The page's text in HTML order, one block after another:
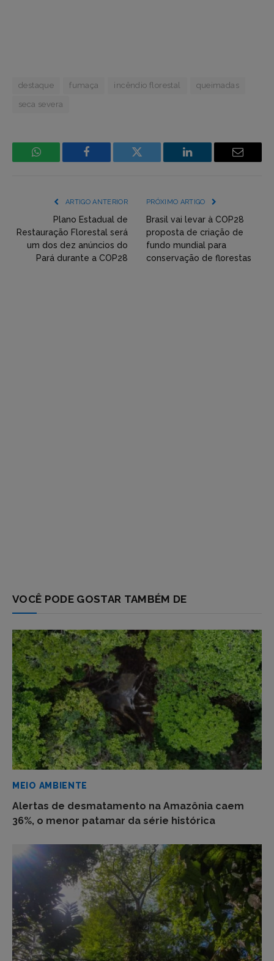
destaque fumaça incêndio florestal queimadas
seca severa
WhatsApp Facebook
Incorpore
(YouTube,
Twitter,
Flickr
etc)
LinkedIn Email
ARTIGO ANTERIOR
Plano Estadual de
Restauração Florestal será
um dos dez anúncios do
Pará durante a COP28
PRÓXIMO ARTIGO
Brasil vai levar à COP28
proposta de criação de
fundo mundial para
conservação de florestas
VOCÊ PODE GOSTAR TAMBÉM DE
MEIO AMBIENTE
Alertas de desmatamento na Amazônia caem
36%, o menor patamar da série histórica